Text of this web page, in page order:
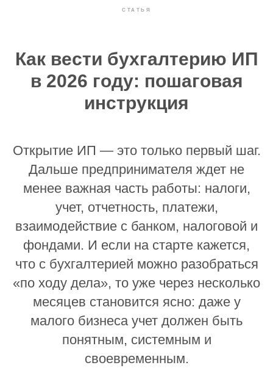
СТАТЬЯ
Как вести бухгалтерию ИП
в 2026 году: пошаговая
инструкция
Открытие ИП — это только первый шаг.
Дальше предпринимателя ждет не
менее важная часть работы: налоги,
учет, отчетность, платежи,
взаимодействие с банком, налоговой и
фондами. И если на старте кажется,
что с бухгалтерией можно разобраться
«по ходу дела», то уже через несколько
месяцев становится ясно: даже у
малого бизнеса учет должен быть
понятным, системным и
своевременным.